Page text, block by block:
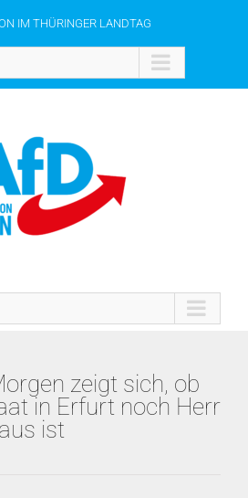
IM THÜRINGER LANDTAG
zeigt sich, ob
in Erfurt noch Herr
ist